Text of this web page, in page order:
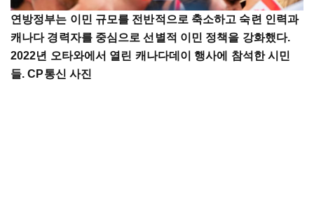
연방정부는 이민 규모를 전반적으로 축소하고 숙련 인력과
캐나다 경력자를 중심으로 선별적 이민 정책을 강화했다.
2022년 오타와에서 열린 캐나다데이 행사에 참석한 시민
들. CP통신 사진